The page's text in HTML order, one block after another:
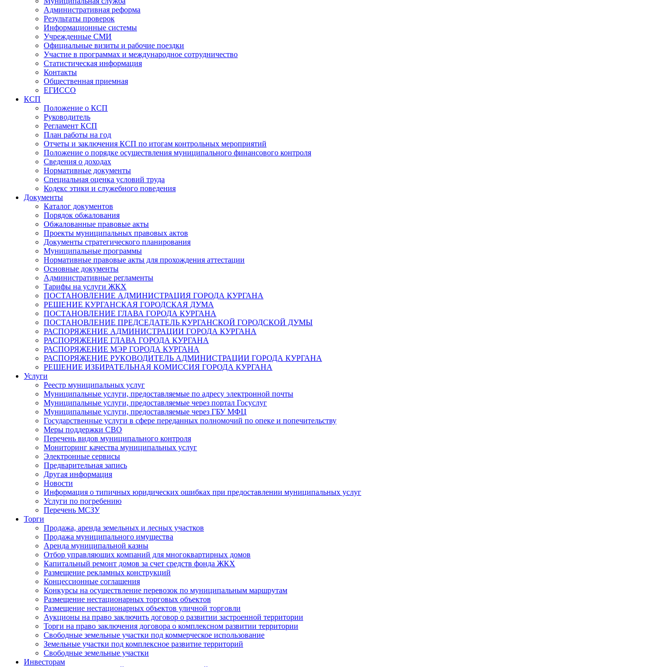
Административная реформа
Результаты проверок
Информационные системы
Учрежденные СМИ
Официальные визиты и рабочие поездки
Участие в программах и международное сотрудничество
Статистическая информация
Контакты
Общественная приемная
ЕГИССО
КСП
Положение о КСП
Руководитель
Регламент КСП
План работы на год
Отчеты и заключения КСП по итогам контрольных мероприятий
Положение о порядке осуществления муниципального финансового контроля
Сведения о доходах
Нормативные документы
Специальная оценка условий труда
Кодекс этики и служебного поведения
Документы
Каталог документов
Порядок обжалования
Обжалованные правовые акты
Проекты муниципальных правовых актов
Документы стратегического планирования
Муниципальные программы
Нормативные правовые акты для прохождения аттестации
Основные документы
Административные регламенты
Тарифы на услуги ЖКХ
ПОСТАНОВЛЕНИЕ АДМИНИСТРАЦИЯ ГОРОДА КУРГАНА
РЕШЕНИЕ КУРГАНСКАЯ ГОРОДСКАЯ ДУМА
ПОСТАНОВЛЕНИЕ ГЛАВА ГОРОДА КУРГАНА
ПОСТАНОВЛЕНИЕ ПРЕДСЕДАТЕЛЬ КУРГАНСКОЙ ГОРОДСКОЙ ДУМЫ
РАСПОРЯЖЕНИЕ АДМИНИСТРАЦИИ ГОРОДА КУРГАНА
РАСПОРЯЖЕНИЕ ГЛАВА ГОРОДА КУРГАНА
РАСПОРЯЖЕНИЕ МЭР ГОРОДА КУРГАНА
РАСПОРЯЖЕНИЕ РУКОВОДИТЕЛЬ АДМИНИСТРАЦИИ ГОРОДА КУРГАНА
РЕШЕНИЕ ИЗБИРАТЕЛЬНАЯ КОМИССИЯ ГОРОДА КУРГАНА
Услуги
Реестр муниципальных услуг
Муниципальные услуги, предоставляемые по адресу электронной почты
Муниципальные услуги, предоставляемые через портал Госуслуг
Муниципальные услуги, предоставляемые через ГБУ МФЦ
Государственные услуги в сфере переданных полномочий по опеке и попечительству
Меры поддержки СВО
Перечень видов муниципального контроля
Мониторинг качества муниципальных услуг
Электронные сервисы
Предварительная запись
Другая информация
Новости
Информация о типичных юридических ошибках при предоставлении муниципальных услуг
Услуги по погребению
Перечень МСЗУ
Торги
Продажа, аренда земельных и лесных участков
Продажа муниципального имущества
Аренда муниципальной казны
Отбор управляющих компаний для многоквартирных домов
Капитальный ремонт домов за счет средств фонда ЖКХ
Размещение рекламных конструкций
Концессионные соглашения
Конкурсы на осуществление перевозок по муниципальным маршрутам
Размещение нестационарных торговых объектов
Размещение нестационарных объектов уличной торговли
Аукционы на право заключить договор о развитии застроенной территории
Торги на право заключения договора о комплексном развитии территории
Свободные земельные участки под коммерческое использование
Земельные участки под комплексное развитие территорий
Свободные земельные участки
Инвесторам